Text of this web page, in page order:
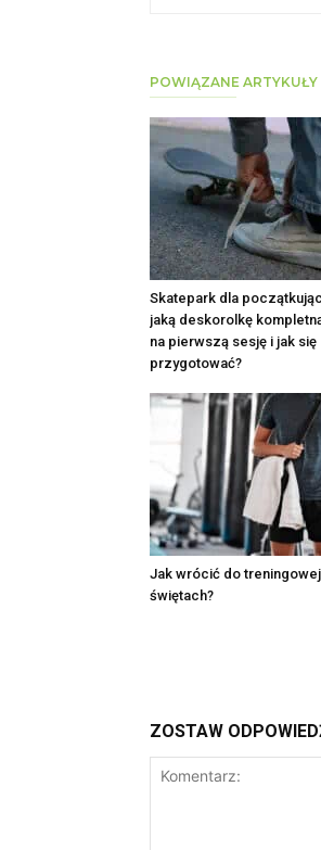
POWIĄZANE ARTYKUŁY
Skatepark dla
jaką deskorolkę
na pierwszą sesję i jak się
przygotować?
Jak wrócić do
świętach?
ZOSTAW